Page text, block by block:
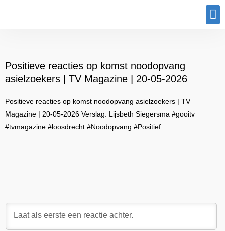
Positieve reacties op komst noodopvang
asielzoekers | TV Magazine | 20-05-2026
Positieve reacties op komst noodopvang asielzoekers | TV
Magazine | 20-05-2026 Verslag: Lijsbeth Siegersma #gooitv
#tvmagazine #loosdrecht #Noodopvang #Positief